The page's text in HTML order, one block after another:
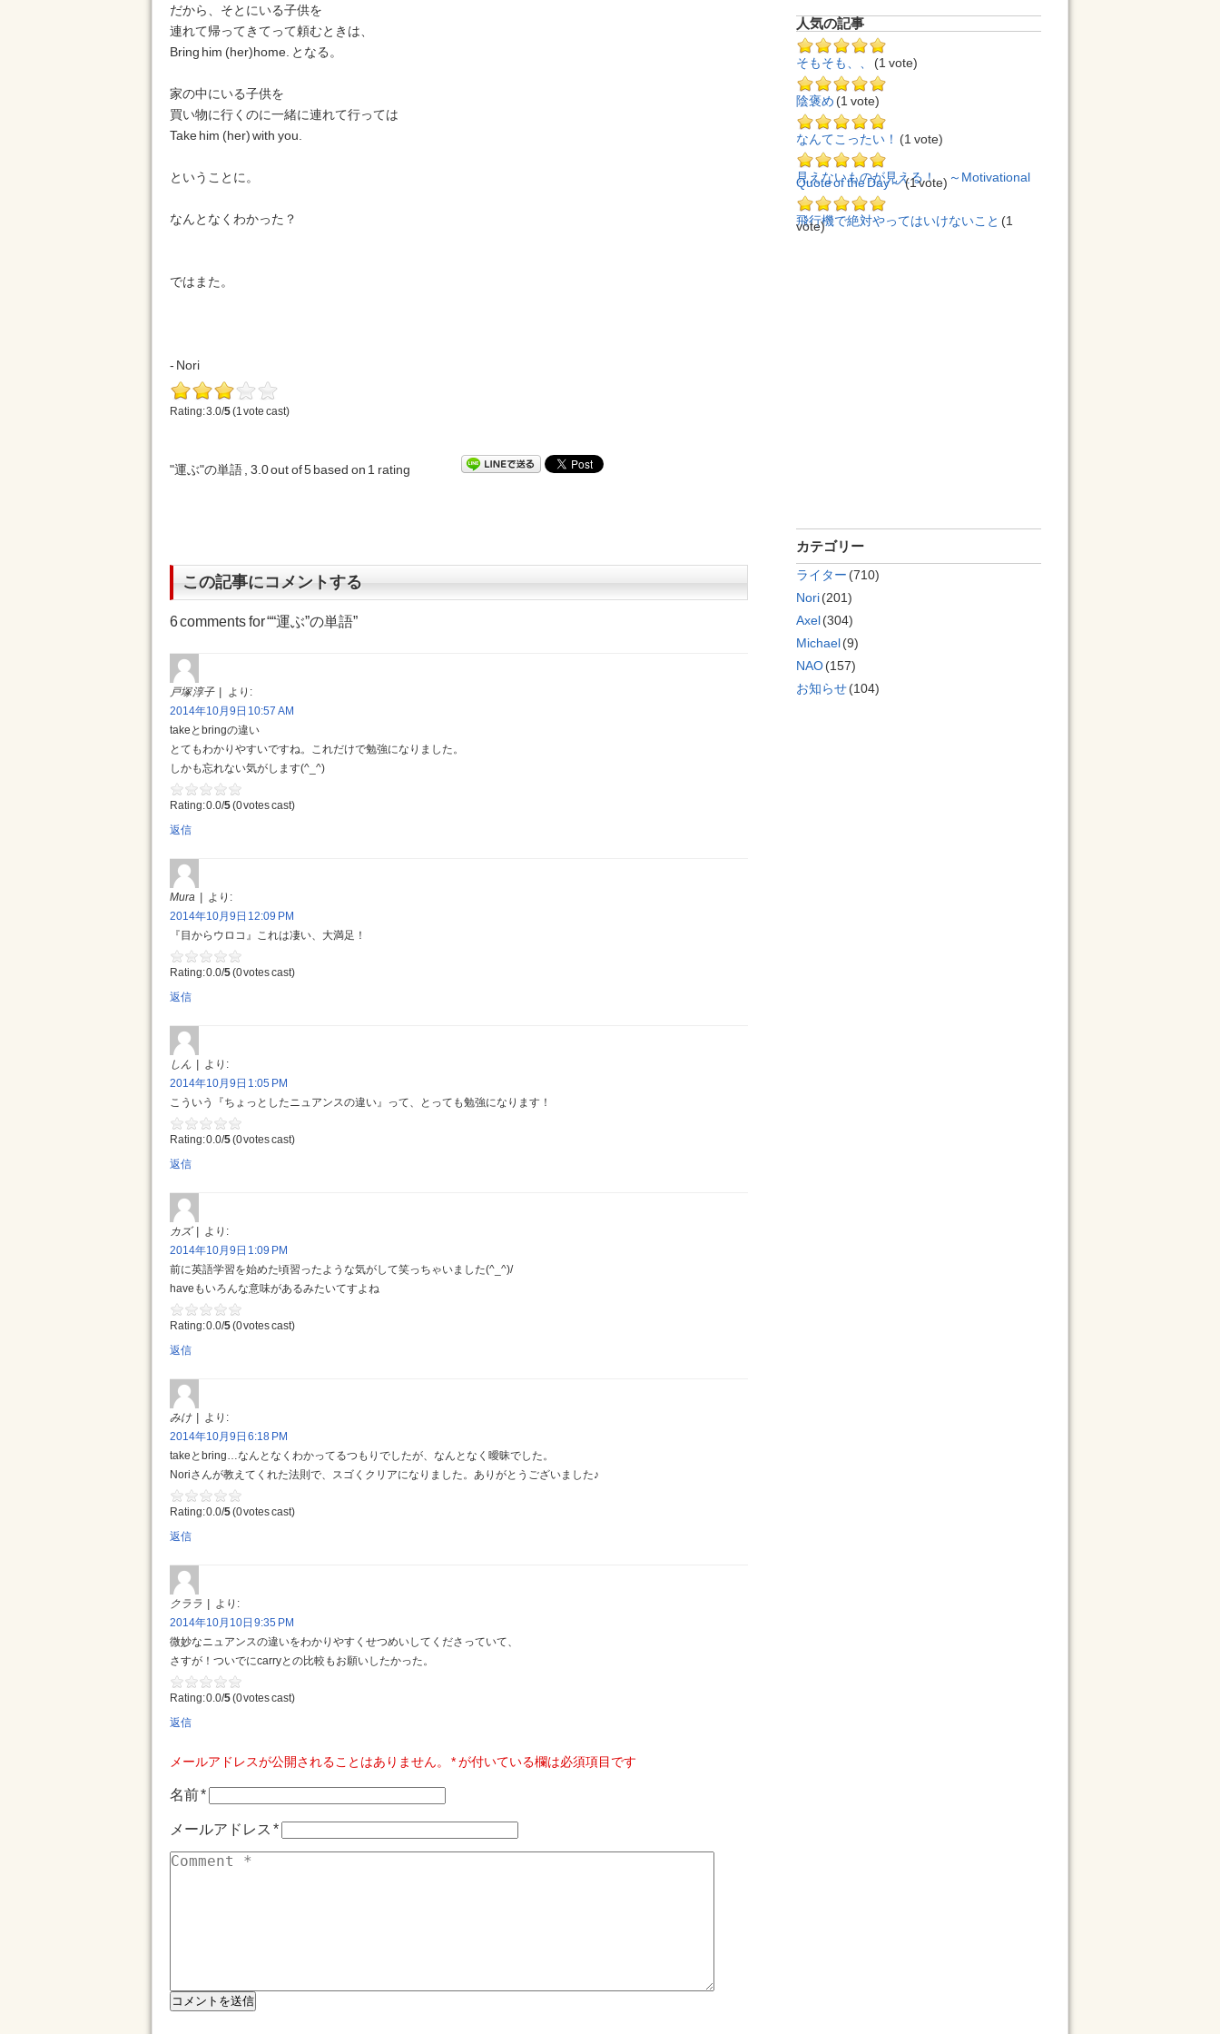
だから、そとにいる子供を
連れて帰ってきてって頼むときは、
Bring him (her)home. となる。
家の中にいる子供を
買い物に行くのに一緒に連れて行っては
Take him (her) with you.
ということに。
なんとなくわかった？
ではまた。
- Nori
Rating: 3.0/5(1 vote cast)
"運ぶ"の単語 3.0out of5based on 1 rating
この記事にコメントする
6 comments for ““運ぶ”の単語”
戸塚 淳子
より:
2014年10月9日 10:57 AM
takeとbringの違い
とてもわかりやすいですね。これだけで勉強になりました。
しかも忘れない気がします(^_^)
Rating: 0.0/5(0 votes cast)
返信
Mura
より:
2014年10月9日 12:09 PM
『目からウロコ』これは凄い、大満足！
Rating: 0.0/5(0 votes cast)
返信
しん
より:
2014年10月9日 1:05 PM
こういう『ちょっとしたニュアンスの違い』って、とっても勉強になります！
Rating: 0.0/5(0 votes cast)
返信
カズ
より:
2014年10月9日 1:09 PM
前に英語学習を始めた頃習ったような気がして笑っちゃいました(^_^)/
haveもいろんな意味があるみたいてすよね
Rating: 0.0/5(0 votes cast)
返信
みけ
より:
2014年10月9日 6:18 PM
takeとbring…なんとなくわかってるつもりでしたが、なんとなく曖昧でした。
Noriさんが教えてくれた法則で、スゴくクリアになりました。ありがとうございました♪
Rating: 0.0/5(0 votes cast)
返信
クララ
より:
2014年10月10日 9:35 PM
微妙なニュアンスの違いをわかりやすくせつめいしてくださっていて、
さすが！ついでにcarryとの比較もお願いしたかった。
Rating: 0.0/5(0 votes cast)
返信
メールアドレスが公開されることはありません。*が付いている欄は必須項目です
名前*
メールアドレス*
人気の記事
そもそも、、 (1 vote)
陰褒め (1 vote)
なんてこったい！ (1 vote)
見えないものが見える！ ～Motivational
Quote of the Day～(1 vote)
飛行機で絶対やってはいけないこと (1
vote)
カテゴリー
ライター (710)
Nori(201)
Axel(304)
Michael(9)
NAO(157)
お知らせ(104)